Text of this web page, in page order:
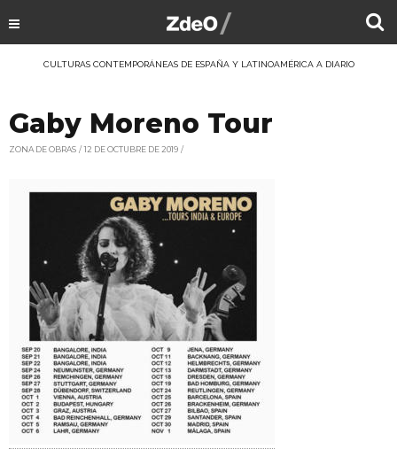
CULTURAS CONTEMPORÁNEAS DE ESPAÑA Y LATINOAMÉRICA A DIARIO
Gaby Moreno Tour
ZONA DE OBRAS 12 DE OCTUBRE DE 2019